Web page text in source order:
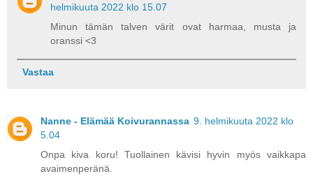
helmikuuta 2022 klo 15.07
Minun tämän talven värit ovat harmaa, musta ja
oranssi <3
Vastaa
Nanne - Elämää Koivurannassa 9. helmikuuta 2022 klo
5.04
Onpa kiva koru! Tuollainen kävisi hyvin myös vaikkapa
avaimenperänä.